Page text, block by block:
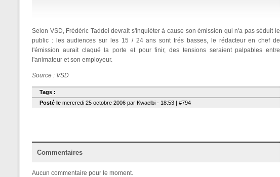
Selon VSD, Frédéric Taddei devrait s'inquiéter à cause son émission qui n'a pas séduit le
public : les audiences sur les 15 / 24 ans sont trés basses, le rédacteur en chef de
l'émission aurait claqué la porte et pour finir, des tensions seraient palpables entre
l'animateur et son employeur.
Source : VSD
Tags :
Posté le mercredi 25 octobre 2006 par Kwaelbi - 18:53 | #794
Commentaires
Aucun commentaire pour le moment.